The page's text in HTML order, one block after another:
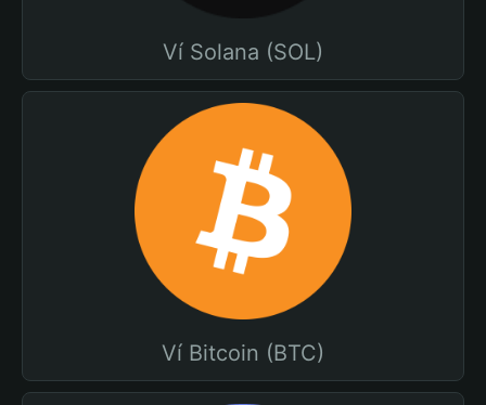
Ví Solana (SOL)
Ví Bitcoin (BTC)